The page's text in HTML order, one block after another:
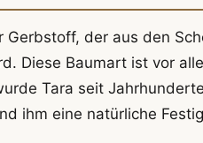
Gerbstoff, der aus den
Diese Baumart ist vor
Tara seit
ihm eine natürliche